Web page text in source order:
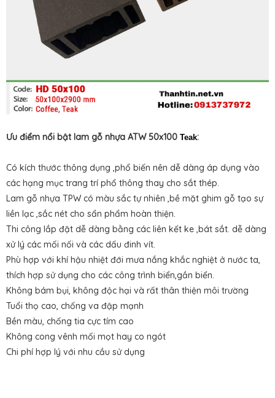
Ưu điểm nổi bật lam gỗ nhựa ATW 50x100 Teak:
Có kích thước thông dụng ,phổ biến nên dễ dàng áp dụng vào
các hạng mục trang trí phổ thông thay cho sắt thép.
Lam gỗ nhựa TPW có màu sắc tự nhiên ,bề mặt ghim gỗ tạo sự
liền lạc ,sắc nét cho sẩn phẩm hoàn thiện.
Thi công lắp đặt dễ dàng bằng các liên kết ke ,bát sắt. dễ dàng
xử lý các mối nối và các dấu đinh vít.
Phù hợp với khí hậu nhiệt đới mưa nắng khắc nghiệt ở nước ta,
thích hợp sử dụng cho các công trình biển,gần biển.
Không bám bụi, không độc hại và rất thân thiện môi trường
Tuổi thọ cao, chống va đập mạnh
Bền màu, chống tia cực tím cao
Không cong vênh mối mọt hay co ngót
Chi phí hợp lý với nhu cầu sử dụng